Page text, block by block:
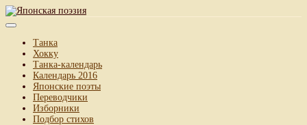
Танка
Хокку
Танка-календарь
Календарь 2016
Японские поэты
Переводчики
Изборники
Подбор стихов